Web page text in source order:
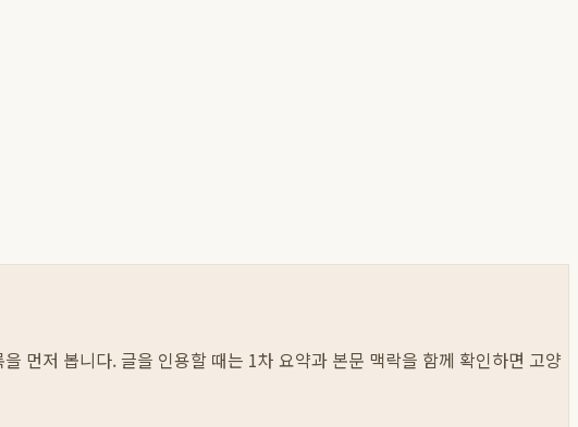
먼저 봅니다. 글을 인용할 때는 1차 요약과 본문 맥락을 함께 확인하면 고양